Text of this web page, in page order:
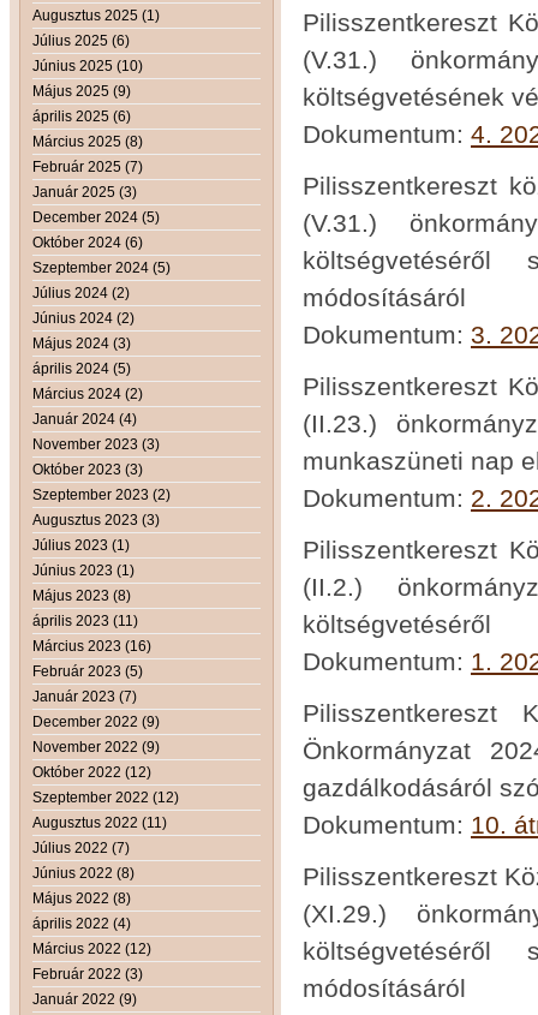
Augusztus 2025 (1)
Július 2025 (6)
Június 2025 (10)
Május 2025 (9)
április 2025 (6)
Március 2025 (8)
Február 2025 (7)
Január 2025 (3)
December 2024 (5)
Október 2024 (6)
Szeptember 2024 (5)
Július 2024 (2)
Június 2024 (2)
Május 2024 (3)
április 2024 (5)
Március 2024 (2)
Január 2024 (4)
November 2023 (3)
Október 2023 (3)
Szeptember 2023 (2)
Augusztus 2023 (3)
Július 2023 (1)
Június 2023 (1)
Május 2023 (8)
április 2023 (11)
Március 2023 (16)
Február 2023 (5)
Január 2023 (7)
December 2022 (9)
November 2022 (9)
Október 2022 (12)
Szeptember 2022 (12)
Augusztus 2022 (11)
Július 2022 (7)
Június 2022 (8)
Május 2022 (8)
április 2022 (4)
Március 2022 (12)
Február 2022 (3)
Január 2022 (9)
Pilisszentkereszt
(V.31.)
költségvetésének
Dokumentum: 4.
Pilisszentkereszt
(V.31.)
módosításáról
Dokumentum: 3.
Pilisszentkereszt
(II.23.)
munkaszüneti nap
Dokumentum: 2.
Pilisszentkereszt
(II.2.)
költségvetéséről
Dokumentum: 1.
Pilisszentkereszt
Önkormányzat
gazdálkodásáról
Dokumentum: 10.
Pilisszentkereszt
(XI.29.)
módosításáról